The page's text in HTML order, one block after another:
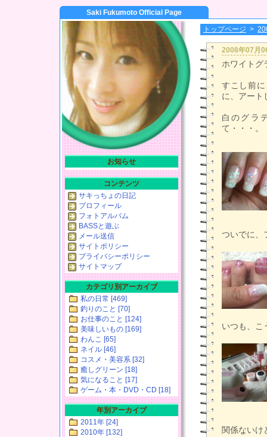
Saki Fukumoto Official Page
トップページ >
2008年07月
ホワイトグ
すこし前
に、アート
白のグラ
て・・・。
ついでに、
いつも、こ
関係ないけ
お知らせ
コンテンツ
サキっちょの日記
プロフィール
フォトアルバム
BASSと遊ぶ
メール送信
サイトポリシー
プライバシーポリシー
サイトマップ
カテゴリ別アーカイブ
私の日常 [469]
釣りのこと [70]
お仕事のこと [124]
美味しいもの [169]
わんこ [65]
ネイル [46]
コスメ・美容系 [32]
癒しグリーン [18]
気になること [17]
ゲーム・本・DVD・CD [18]
年別アーカイブ
2011年 [24]
2010年 [132]